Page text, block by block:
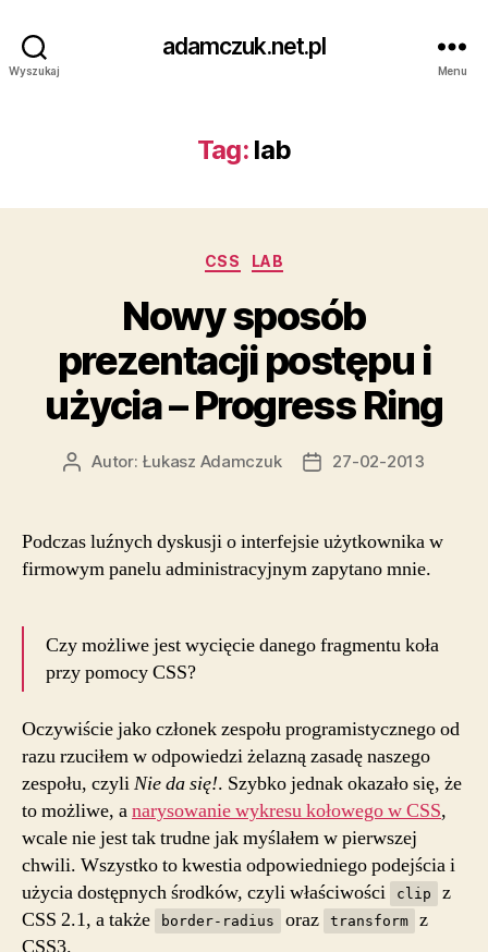
Wyszukaj
adamczuk.net.pl
Menu
Tag: lab
Kategorie
CSS LAB
Nowy sposób
prezentacji postępu i
użycia – Progress Ring
AutorAutor: Łukasz Adamczuk
Data27-02-2013
Podczas luźnych dyskusji o interfejsie użytkownika w
firmowym panelu administracyjnym zapytano mnie.
Czy możliwe jest wycięcie danego fragmentu koła
przy pomocy CSS?
Oczywiście jako członek zespołu programistycznego od
razu rzuciłem w odpowiedzi żelazną zasadę naszego
zespołu, czyliNie da się!. Szybko jednak okazało się, że
to możliwe, anarysowanie wykresu kołowego w CSS,
wcale nie jest tak trudne jak myślałem w pierwszej
chwili. Wszystko to kwestia odpowiedniego podejścia i
użycia dostępnych środków, czyli właściwości
clip
z
CSS 2.1, a także
border-radius oraz transform
z